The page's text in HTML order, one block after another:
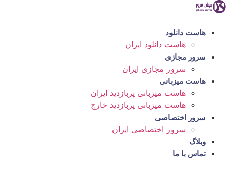
پرش
محتوا
هاست دانلود
هاست دانلود ایران
سرور مجازی
سرور مجازی ایران
هاست میزبانی
هاست میزبانی پربازدید ایران
هاست میزبانی پربازدید خارج
سرور اختصاصی
سرور اختصاصی ایران
وبلاگ
تماس با ما